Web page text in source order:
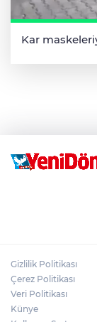
Kar
Gizlilik Politikası
Çerez Politikası
Veri Politikası
Künye